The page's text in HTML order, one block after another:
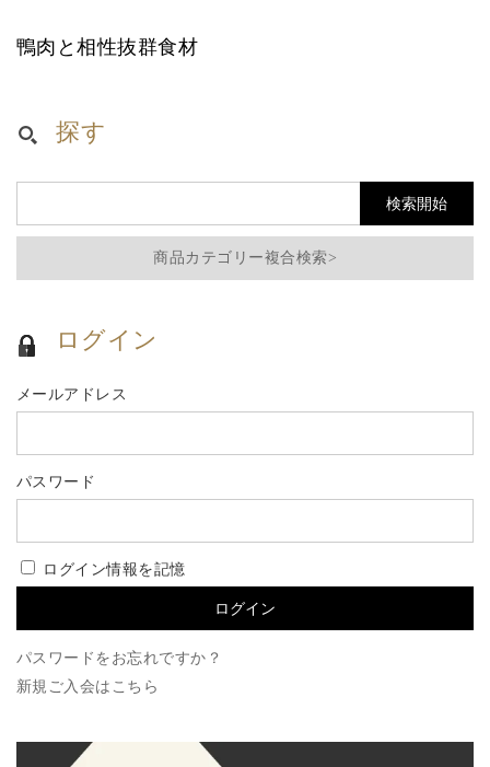
鴨肉と相性抜群食材
探す
商品カテゴリー複合検索>
ログイン
メールアドレス
パスワード
ログイン情報を記憶
パスワードをお忘れですか？
新規ご入会はこちら